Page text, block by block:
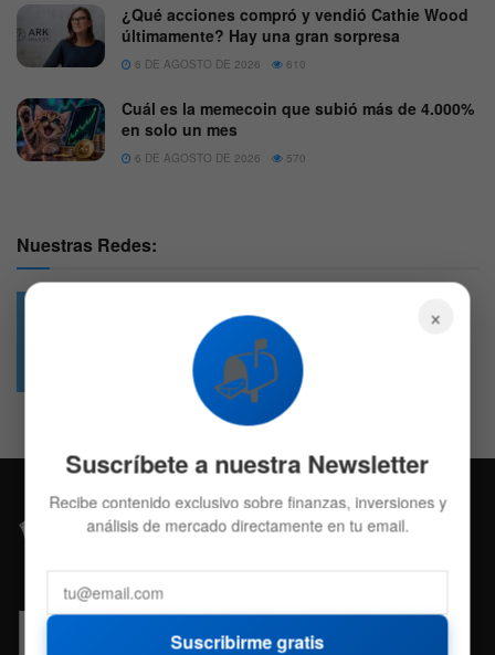
¿Qué acciones compró y vendió Cathie Wood
últimamente? Hay una gran sorpresa
6 DE AGOSTO DE 2026 610
Cuál es la memecoin que subió más de 4.000%
en solo un mes
6 DE AGOSTO DE 2026 570
Nuestras Redes:
4.7k
Followers
×
📬
Suscríbete a nuestra Newsletter
Recibe contenido exclusivo sobre finanzas, inversiones y
análisis de mercado directamente en tu email.
Suscribirme gratis